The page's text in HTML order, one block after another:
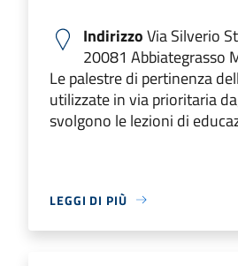
IndirizzoVia Silverio
20081 Abbiategrasso
Le palestre di pertinenza
utilizzate in via prioritaria
svolgono le lezioni di
LEGGI DI PIÙ